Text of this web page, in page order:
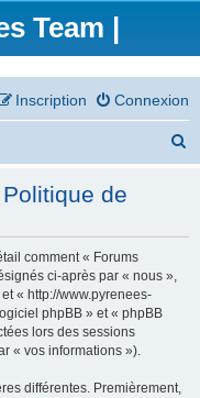
Team |
Connexion
Inscription
h
de
comment « Forums
ci-après par « nous »,
« http://www.pyrenees-
phpBB » et « phpBB
lors des sessions
« vos informations »).
différentes. Premièrement,